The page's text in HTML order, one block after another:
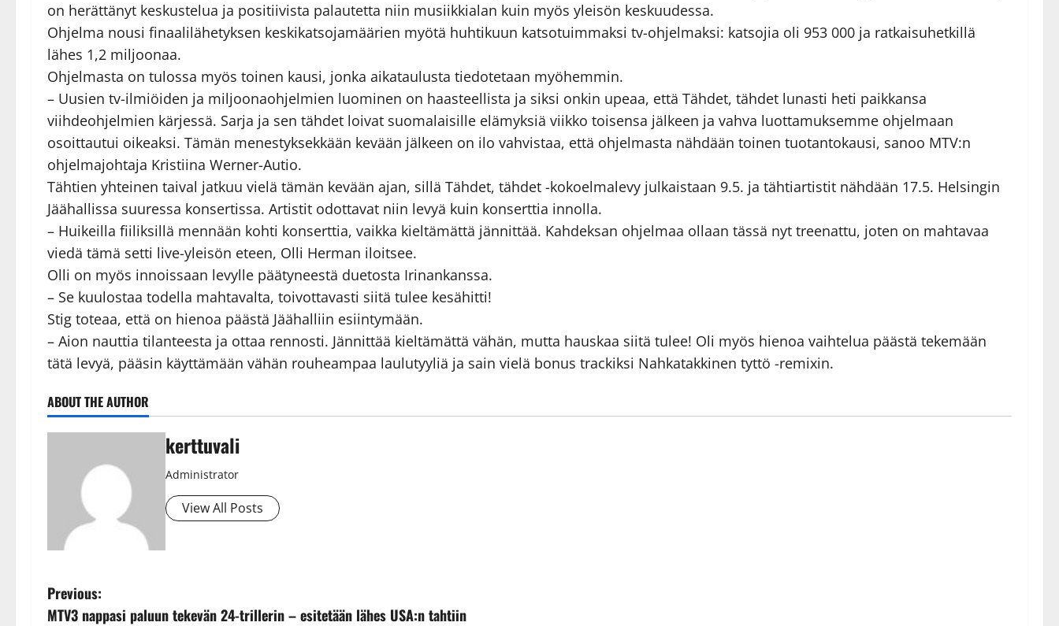
on herättänyt keskustelua ja positiivista palautetta niin musiikkialan kuin myös yleisön keskuudessa.
Ohjelma nousi finaalilähetyksen keskikatsojamäärien myötä huhtikuun katsotuimmaksi tv-ohjelmaksi: katsojia oli 953 000 ja ratkaisuhetkillä
lähes 1,2 miljoonaa.
Ohjelmasta on tulossa myös toinen kausi, jonka aikataulusta tiedotetaan myöhemmin.
– Uusien tv-ilmiöiden ja miljoonaohjelmien luominen on haasteellista ja siksi onkin upeaa, että Tähdet, tähdet lunasti heti paikkansa
viihdeohjelmien kärjessä. Sarja ja sen tähdet loivat suomalaisille elämyksiä viikko toisensa jälkeen ja vahva luottamuksemme ohjelmaan
osoittautui oikeaksi. Tämän menestyksekkään kevään jälkeen on ilo vahvistaa, että ohjelmasta nähdään toinen tuotantokausi, sanoo MTV:n
ohjelmajohtaja Kristiina Werner-Autio.
Tähtien yhteinen taival jatkuu vielä tämän kevään ajan, sillä Tähdet, tähdet -kokoelmalevy julkaistaan 9.5. ja tähtiartistit nähdään 17.5. Helsingin
Jäähallissa suuressa konsertissa. Artistit odottavat niin levyä kuin konserttia innolla.
– Huikeilla fiiliksillä mennään kohti konserttia, vaikka kieltämättä jännittää. Kahdeksan ohjelmaa ollaan tässä nyt treenattu, joten on mahtavaa
viedä tämä setti live-yleisön eteen, Olli Herman iloitsee.
Olli on myös innoissaan levylle päätyneestä duetosta Irinankanssa.
– Se kuulostaa todella mahtavalta, toivottavasti siitä tulee kesähitti!
Stig toteaa, että on hienoa päästä Jäähalliin esiintymään.
– Aion nauttia tilanteesta ja ottaa rennosti. Jännittää kieltämättä vähän, mutta hauskaa siitä tulee! Oli myös hienoa vaihtelua päästä tekemään
tätä levyä, pääsin käyttämään vähän rouheampaa laulutyyliä ja sain vielä bonus trackiksi Nahkatakkinen tyttö -remixin.
ABOUT THE AUTHOR
kerttuvali
Administrator
View All Posts
P
Previous:
MTV3 nappasi paluun tekevän 24-trillerin – esitetään lähes USA:n tahtiin